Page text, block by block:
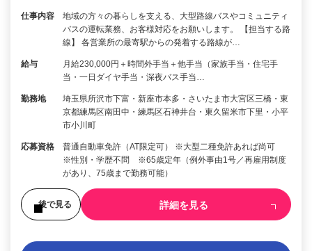
仕事内容
地域の方々の暮らしを支える、大型路線バスやコミュニティ
バスの運転業務、お客様対応をお願いします。 【担当する路
線】 各営業所の最寄駅からの発着する路線が…
給与
月給230,000円＋時間外手当＋他手当（家族手当・住宅手
当・一日ダイヤ手当・深夜バス手当…
勤務地
埼玉県所沢市下富・新座市本多・さいたま市大宮区三橋・東
京都練馬区南田中・練馬区石神井台・東久留米市下里・小平
市小川町
応募資格
普通自動車免許（AT限定可） ※大型二種免許あれば尚可
※性別・学歴不問 ※65歳定年（例外事由1号／再雇用制度
があり、75歳まで勤務可能）
後で見る 詳細を見る